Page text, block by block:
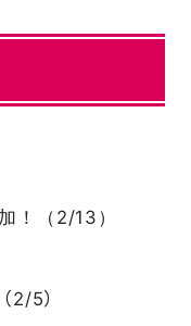
！（2/13）
2/5）